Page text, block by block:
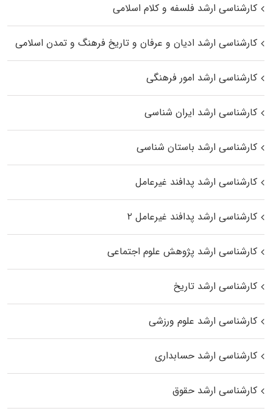
کارشناسی ارشد فلسفه و کلام اسلامی
کارشناسی ارشد ادیان و عرفان و تاریخ فرهنگ و تمدن اسلامی
کارشناسی ارشد امور فرهنگی
کارشناسی ارشد ایران شناسی
کارشناسی ارشد باستان شناسی
کارشناسی ارشد پدافند غیرعامل
کارشناسی ارشد پدافند غیرعامل ۲
کارشناسی ارشد پژوهش علوم اجتماعی
کارشناسی ارشد تاریخ
کارشناسی ارشد علوم ورزشی
کارشناسی ارشد حسابداری
کارشناسی ارشد حقوق